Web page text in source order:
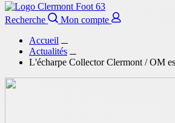
Recherche
Mon compte
Accueil
Actualités
L'écharpe Collector Clermont / OM